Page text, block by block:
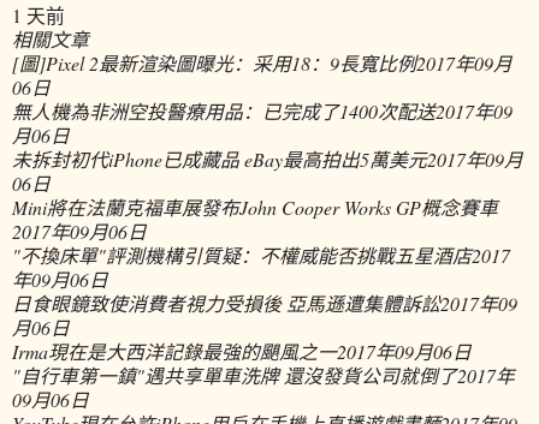
1 天前
相關文章
[圖]Pixel 2最新渲染圖曝光：采用18：9長寬比例2017年09月
06日
無人機為非洲空投醫療用品：已完成了1400次配送2017年09
月06日
未拆封初代iPhone已成藏品 eBay最高拍出5萬美元2017年09月
06日
Mini將在法蘭克福車展發布John Cooper Works GP概念賽車
2017年09月06日
"不換床單"評測機構引質疑：不權威能否挑戰五星酒店2017
年09月06日
日食眼鏡致使消費者視力受損後 亞馬遜遭集體訴訟2017年09
月06日
Irma現在是大西洋記錄最強的颶風之一2017年09月06日
"自行車第一鎮"遇共享單車洗牌 還沒發貨公司就倒了2017年
09月06日